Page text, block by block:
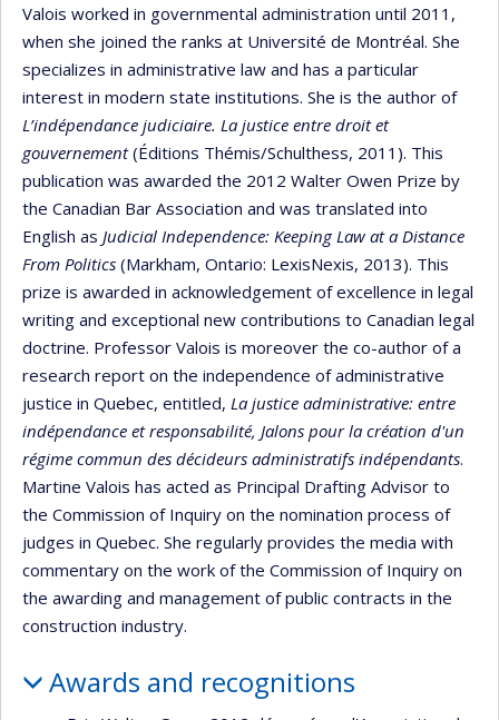
Valois worked in governmental administration until 2011,
when she joined the ranks at Université de Montréal. She
specializes in administrative law and has a particular
interest in modern state institutions. She is the author of
L’indépendance judiciaire. La justice entre droit et
gouvernement(Éditions Thémis/Schulthess, 2011). This
publication was awarded the 2012 Walter Owen Prize by
the Canadian Bar Association and was translated into
English as Judicial Independence: Keeping Law at a Distance
From Politics (Markham, Ontario: LexisNexis, 2013). This
prize is awarded in acknowledgement of excellence in legal
writing and exceptional new contributions to Canadian legal
doctrine. Professor Valois is moreover the co-author of a
research report on the independence of administrative
justice in Quebec, entitled, La justice administrative: entre
indépendance et responsabilité, Jalons pour la création d'un
régime commun des décideurs administratifs indépendants.
Martine Valois has acted as Principal Drafting Advisor to
the Commission of Inquiry on the nomination process of
judges in Quebec. She regularly provides the media with
commentary on the work of the Commission of Inquiry on
the awarding and management of public contracts in the
construction industry.
Awards and recognitions